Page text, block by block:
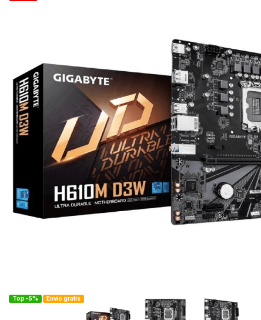
Top -5% Envío gratis